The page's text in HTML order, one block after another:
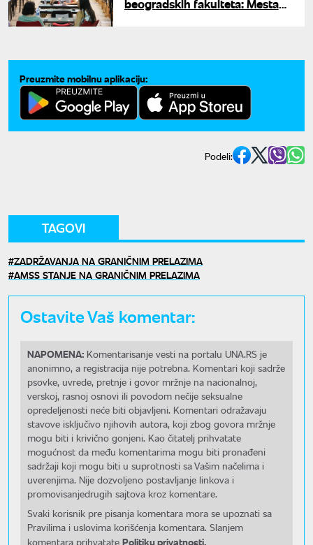
beogradskih fakulteta: Mesta
Preuzmite mobilnu aplikaciju:
Podeli:
TAGOVI
ZADRŽAVANJA NA GRANIČNIM PRELAZIMA
AMSS STANJE NA GRANIČNIM PRELAZIMA
Ostavite Vaš komentar:
NAPOMENA: Komentarisanje vesti na portalu UNA.RS je
anonimno, a registracija nije potrebna. Komentari koji sadrže
psovke, uvrede, pretnje i govor mržnje na nacionalnoj,
verskoj, rasnoj osnovi ili povodom nečije seksualne
opredeljenosti neće biti objavljeni. Komentari odražavaju
stavove isključivo njihovih autora, koji zbog govora mržnje
mogu biti i krivično gonjeni. Kao čitatelj prihvatate
mogućnost da među komentarima mogu biti pronađeni
sadržaji koji mogu biti u suprotnosti sa Vašim načelima i
uverenjima. Nije dozvoljeno postavljanje linkova i
promovisanjedrugih sajtova kroz komentare.
Svaki korisnik pre pisanja komentara mora se upoznati sa
Pravilima i uslovima korišćenja komentara. Slanjem
komentara prihvatate Politiku privatnosti.